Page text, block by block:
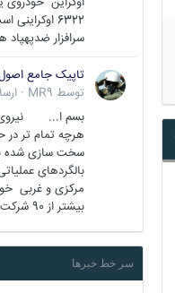
6322
سرافزار
توسط MR9
·
بسم ا... نیروی
هرچه تمام تر
سخت سازی شده
بالگردهای
مرکزی و غربی
بیشتر از 90 شرکت بسیج شده اند تا کار...
سر خط خبرها